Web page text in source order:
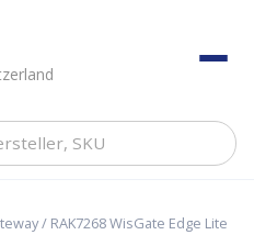
/ RAK7268 WisGate Edge Lite